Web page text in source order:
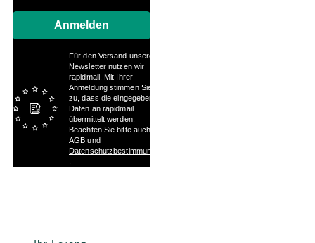
Anmelden
Für den Versand unserer
Newsletter nutzen wir
rapidmail. Mit Ihrer
Anmeldung stimmen Sie
zu, dass die eingegebenen
Daten an rapidmail
übermittelt werden.
Beachten Sie bitte auch die
AGBund
Datenschutzbestimmungen